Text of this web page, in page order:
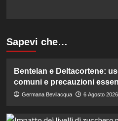
Sapevi che…
Bentelan e Deltacortene:
comuni e precauzioni
Germana Bevilacqua 6 Agosto